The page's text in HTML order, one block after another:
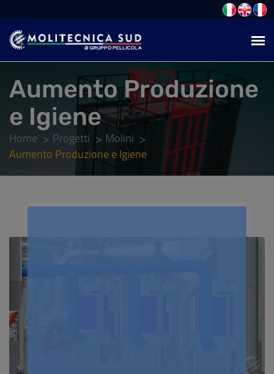
Aumento Produzione
e Igiene
Home Progetti
Molini
Aumento Produzione e Igiene